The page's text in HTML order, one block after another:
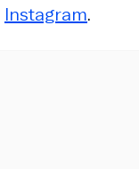
Instagram.